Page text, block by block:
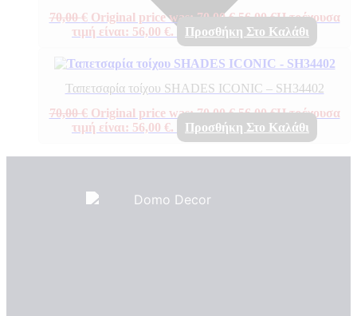
Πιστοποιητικά ποιότητας
ΠΙΣΤΟΠΟΙΗΤΙΚΑ ΟΙΚΟΛΟΓΙΑΣ
70,00€ Original price was: 70,00 €.56,00€Η τρέχουσα
τιμή είναι: 56,00 €.
Προσθήκη Στο Καλάθι
Ταπετσαρία τοίχου SHADES ICONIC – SH34402
70,00€ Original price was: 70,00 €.56,00€Η τρέχουσα
τιμή είναι: 56,00 €.
Προσθήκη Στο Καλάθι